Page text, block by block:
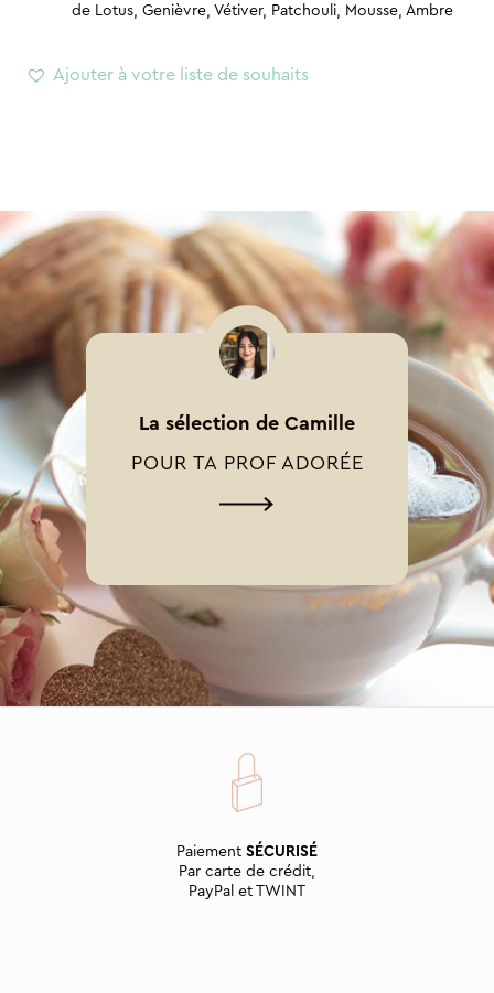
de Lotus, Genièvre, Vétiver, Patchouli, Mousse, Ambre
Ajouter à votre liste de souhaits
La sélection de Camille
POUR TA PROF ADORÉE
Paiement SÉCURISÉ
Par carte de crédit,
PayPal et TWINT